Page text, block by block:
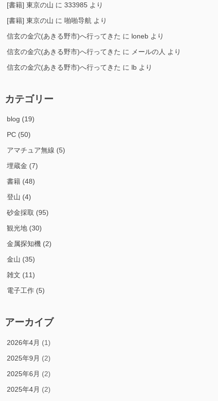
[書籍] 東京の山 に 333985 より
[書籍] 東京の山 に 啪啪导航 より
信玄の金穴(あきる野市)へ行ってきた に loneb より
信玄の金穴(あきる野市)へ行ってきた に メールの人 より
信玄の金穴(あきる野市)へ行ってきた に lb より
カテゴリー
blog (19)
PC (50)
アマチュア無線 (5)
埋蔵金 (7)
書籍 (48)
登山 (4)
砂金採取 (95)
観光地 (30)
金属探知機 (2)
金山 (35)
雑文 (11)
電子工作 (5)
アーカイブ
2026年4月 (1)
2025年9月 (2)
2025年6月 (2)
2025年4月 (2)